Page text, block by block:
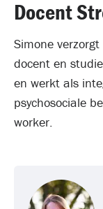
Docent
Simone
docent en
en werkt als
psychosociale
worker.